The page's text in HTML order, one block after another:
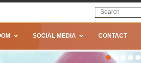
SOCIAL MEDIA CONTACT